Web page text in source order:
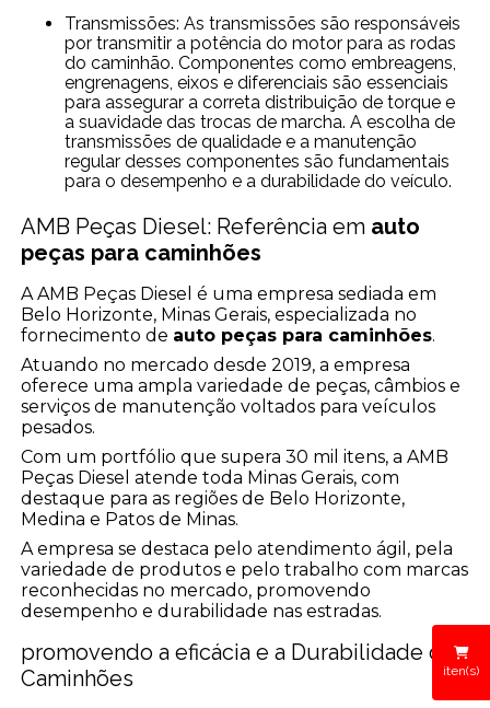
iten(s)
Transmissões: As transmissões são responsáveis
por transmitir a potência do motor para as rodas
do caminhão. Componentes como embreagens,
engrenagens, eixos e diferenciais são essenciais
para assegurar a correta distribuição de torque e
a suavidade das trocas de marcha. A escolha de
transmissões de qualidade e a manutenção
regular desses componentes são fundamentais
para o desempenho e a durabilidade do veículo.
AMB Peças Diesel: Referência em auto
peças para caminhões
A AMB Peças Diesel é uma empresa sediada em
Belo Horizonte, Minas Gerais, especializada no
fornecimento de auto peças para caminhões.
Atuando no mercado desde 2019, a empresa
oferece uma ampla variedade de peças, câmbios e
serviços de manutenção voltados para veículos
pesados.
Com um portfólio que supera 30 mil itens, a AMB
Peças Diesel atende toda Minas Gerais, com
destaque para as regiões de Belo Horizonte,
Medina e Patos de Minas.
A empresa se destaca pelo atendimento ágil, pela
variedade de produtos e pelo trabalho com marcas
reconhecidas no mercado, promovendo
desempenho e durabilidade nas estradas.
promovendo a eficácia e a Durabilidade dos
Caminhões